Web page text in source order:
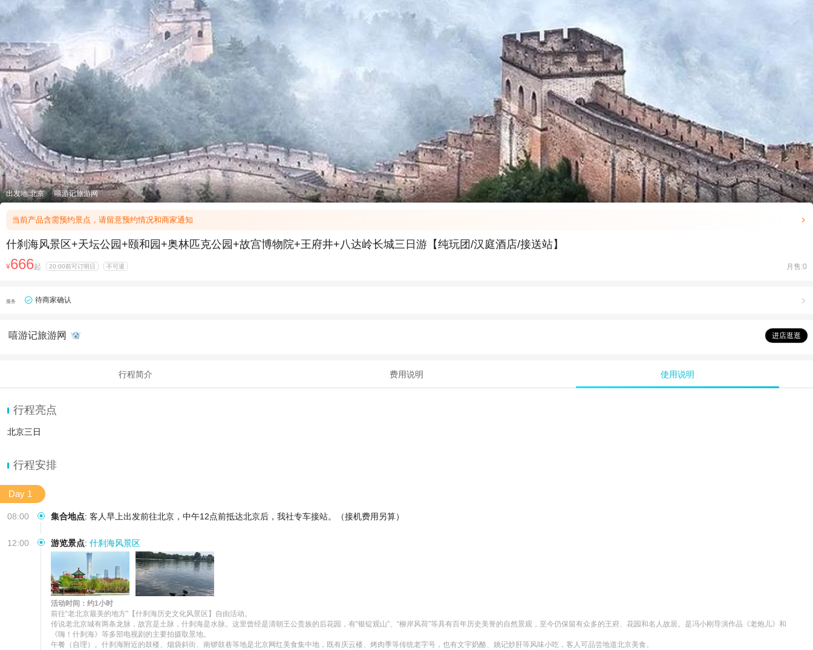
出发地:北京 嘻游记旅游网
当前产品含需预约景点，请留意预约情况和商家通知 
什刹海风景区+天坛公园+颐和园+奥林匹克公园+故宫博物院+王府井+八达岭长城三日游【纯玩团/汉庭酒店/接送站】
¥666起 20:00前可订明日 不可退 月售:0
服务 待商家确认 
嘻游记旅游网 进店逛逛
行程简介 费用说明 使用说明
行程亮点
北京三日
行程安排
Day 1
08:00 集合地点: 客人早上出发前往北京，中午12点前抵达北京后，我社专车接站。（接机费用另算）
12:00 游览景点: 什刹海风景区
活动时间：约1小时
前往“老北京最美的地方”【什刹海历史文化风景区】自由活动。
传说老北京城有两条龙脉，故宫是土脉，什刹海是水脉。这里曾经是清朝王公贵族的后花园，有“银锭观山”、“柳岸风荷”等具有百年历史美誉的自然景观，至今仍保留有众多的王府、花园和名人故居。是冯小刚导演作品《老炮儿》和
《嗨！什刹海》等多部电视剧的主要拍摄取景地。
午餐（自理）。什刹海附近的鼓楼、烟袋斜街、南锣鼓巷等地是北京网红美食集中地，既有庆云楼、烤肉季等传统老字号，也有文宇奶酪、姚记炒肝等风味小吃，客人可品尝地道北京美食。